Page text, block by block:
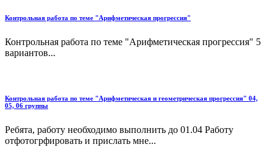
Контрольная работа по теме "Арифметическая прогрессия"
Контрольная работа по теме "Арифметическая прогрессия" 5
вариантов...
Контрольная работа по теме "Арифметическая и геометрическая прогрессия" 04,
05, 06 группы
Ребята, работу необходимо выполнить до 01.04 Работу
отфотогрфировать и прислать мне...